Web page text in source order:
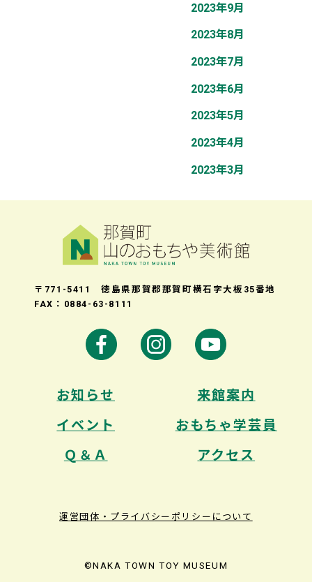
2023年9月
2023年8月
2023年7月
2023年6月
2023年5月
2023年4月
2023年3月
〒771-5411 徳島県那賀郡那賀町横石字大板35番地
FAX：0884-63-8111
お知らせ
来館案内
イベント
おもちゃ学芸員
Ｑ＆Ａ
アクセス
運営団体・プライバシーポリシーについて
©NAKA TOWN TOY MUSEUM